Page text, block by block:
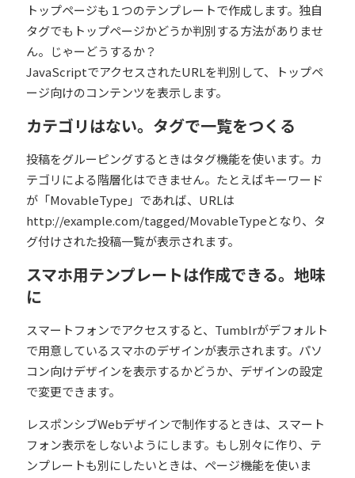
トップページも１つのテンプレートで作成します。独自
タグでもトップページかどうか判別する方法がありませ
ん。じゃーどうするか？
JavaScriptでアクセスされたURLを判別して、トップペ
ージ向けのコンテンツを表示します。
カテゴリはない。タグで一覧をつくる
投稿をグルーピングするときはタグ機能を使います。カ
テゴリによる階層化はできません。たとえばキーワード
が「MovableType」であれば、URLは
http://example.com/tagged/MovableTypeとなり、タ
グ付けされた投稿一覧が表示されます。
スマホ用テンプレートは作成できる。地味
に
スマートフォンでアクセスすると、Tumblrがデフォルト
で用意しているスマホのデザインが表示されます。パソ
コン向けデザインを表示するかどうか、デザインの設定
で変更できます。
レスポンシブWebデザインで制作するときは、スマート
フォン表示をしないようにします。もし別々に作り、テ
ンプレートも別にしたいときは、ページ機能を使いま